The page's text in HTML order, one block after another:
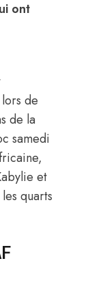
ont
de
de la
samedi
et
quarts